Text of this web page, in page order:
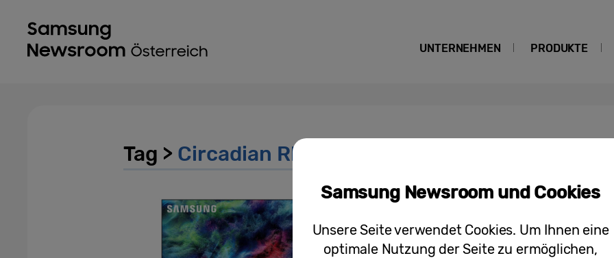
UNTERNEHMEN PRODUKTE
Tag > Circadian Rhythm Display
Pressemitteilungen
Ausgezeichneter Augenkomfort:
Zertifizierungen vom VDE
Samsung Newsroom und Cookies
Unsere Seite verwendet Cookies. Um Ihnen eine
optimale Nutzung der Seite zu ermöglichen,